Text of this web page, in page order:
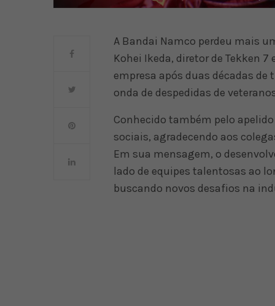
A Bandai Namco perdeu mais
Kohei Ikeda, diretor de Tekken
empresa após duas décadas
onda de despedidas de
Conhecido também pelo
sociais, agradecendo aos
Em sua mensagem, o
lado de equipes talentosas ao
buscando novos desafios na